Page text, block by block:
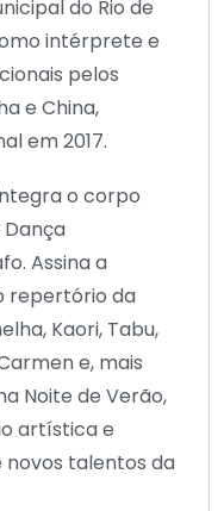
do Rio de
intérprete e
pelos
e China,
em 2017.
o corpo
Assina a
repertório da
Kaori, Tabu,
e, mais
Noite de Verão,
artística e
talentos da